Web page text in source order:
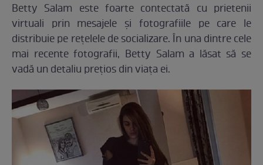
Betty Salam este foarte contectată cu prietenii
virtuali prin mesajele și fotografiile pe care le
distribuie pe rețelele de socializare. În una dintre cele
mai recente fotografii, Betty Salam a lăsat să se
vadă un detaliu prețios din viața ei.